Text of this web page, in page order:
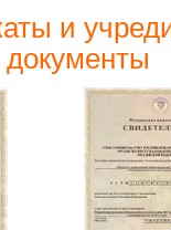
и
документы